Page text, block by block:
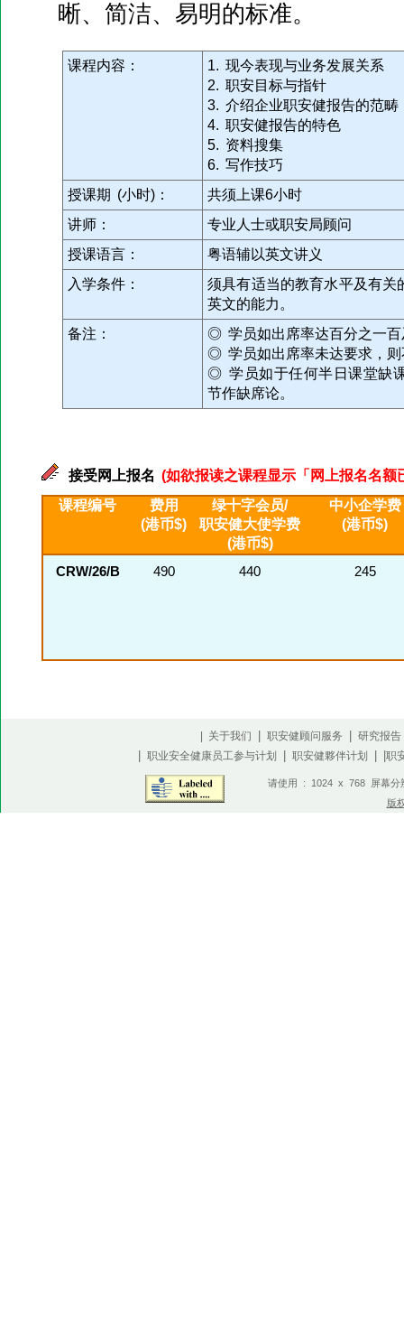
晰、简洁、易明的标准。
课程内容：
1. 现今表现与业务发展关系
2. 职安目标与指针
3. 介绍企业职安健报告的范畴
4. 职安健报告的特色
5. 资料搜集
6. 写作技巧
授课期 (小时)：
共须上课6小时
讲师：
专业人士或职安局顾问
授课语言：
粤语辅以英文讲义
入学条件：
须具有适当的教育水平及有
英文的能力。
备注：
◎ 学员如出席率达百分之一百
◎ 学员如出席率未达要求，则
◎ 学员如于任何半日课堂缺
节作缺席论。
接受网上报名 (如欲报读之课程显示「网上报名名
课程编号
费用
(港币$)
绿十字会员/
职安健大使学费
(港币$)
中小企学费
(港币$)
CRW/26/B 490 440 245
| 关于我们 职安健顾问服务 研究报告
职业安全健康员工参与计划 职安健夥伴计划 职
请使用 : 1024 x 768 屏幕分
版